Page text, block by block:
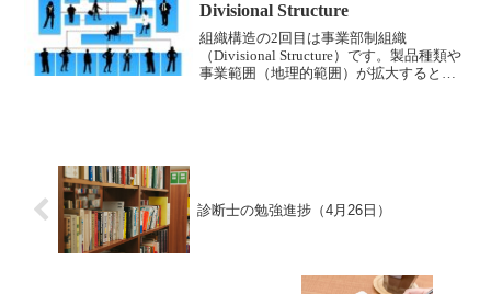
Divisional Structure
組織構造の2回目は事業部制組織
（Divisional Structure）です。製品種類や
事業範囲（地理的範囲）が拡大すると、
診断士の勉強進捗（4月26日）